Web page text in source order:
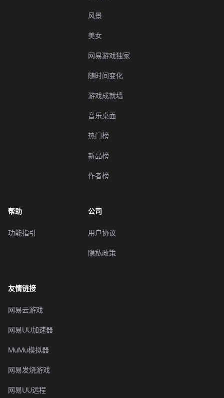
风景
美女
网易游戏独家
随时间变化
游戏成就墙
音乐桌面
热门榜
新品榜
作者榜
帮助
功能指引
公司
用户协议
隐私政策
友情链接
网易云游戏
网易UU加速器
MuMu模拟器
网易发烧游戏
网易UU远程